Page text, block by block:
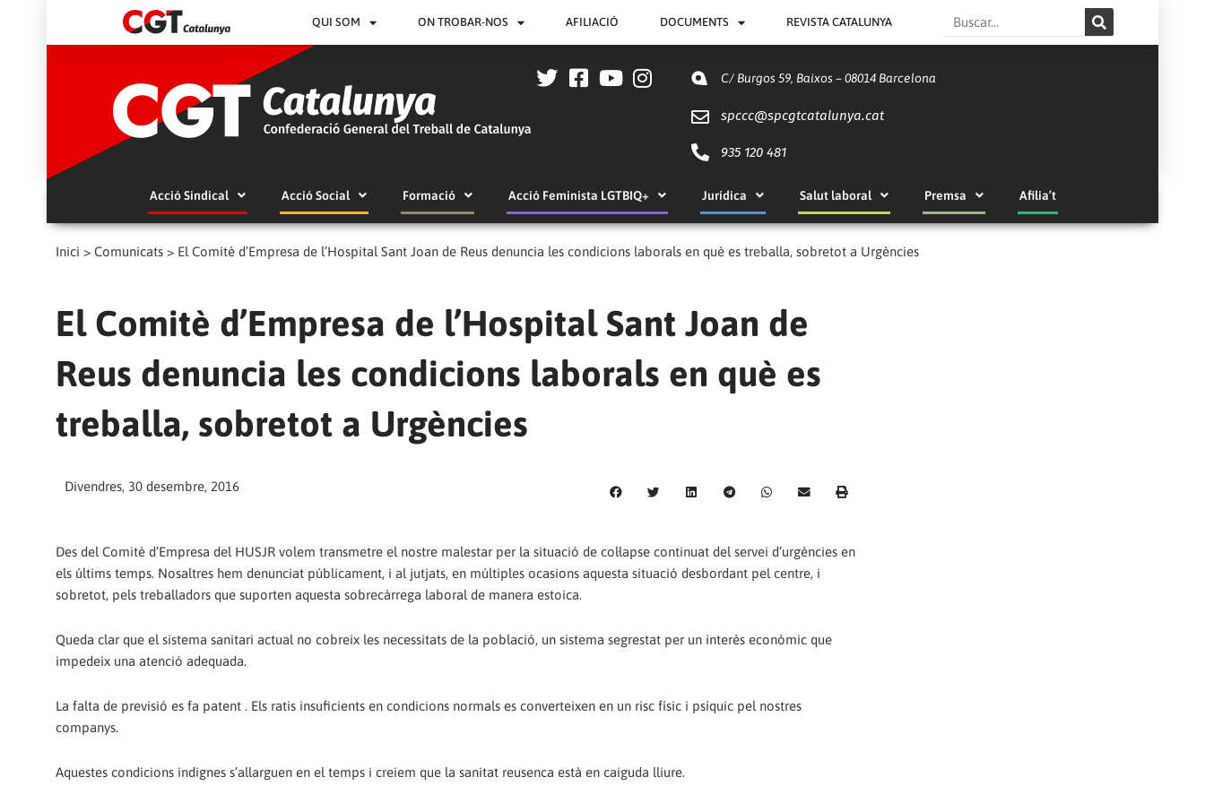
QUI SOM ON TROBAR-NOS AFILIACIÓ DOCUMENTS REVISTA CATALUNYA Search
C/ Burgos 59, Baixos – 08014 Barcelona
spccc@spcgtcatalunya.cat
935 120 481
Acció Sindical Acció Social Formació Acció Feminista LGTBIQ+ Jurídica Salut laboral Premsa Afilia’t
Inici > Comunicats > El Comitè d’Empresa de l’Hospital Sant Joan de Reus denuncia les condicions laborals en què es treballa, sobretot a Urgències
El Comitè d’Empresa de l’Hospital Sant Joan de
Reus denuncia les condicions laborals en què es
treballa, sobretot a Urgències
Divendres, 30 desembre, 2016
Des del Comitè d’Empresa del HUSJR volem transmetre el nostre malestar per la situació de col·lapse continuat del servei d’urgències en
els últims temps. Nosaltres hem denunciat públicament, i al jutjats, en múltiples ocasions aquesta situació desbordant pel centre, i
sobretot, pels treballadors que suporten aquesta sobrecàrrega laboral de manera estoica.
Queda clar que el sistema sanitari actual no cobreix les necessitats de la població, un sistema segrestat per un interès econòmic que
impedeix una atenció adequada.
La falta de previsió es fa patent . Els ratis insuficients en condicions normals es converteixen en un risc físic i psíquic pel nostres
companys.
Aquestes condicions indignes s’allarguen en el temps i creiem que la sanitat reusenca està en caiguda lliure.